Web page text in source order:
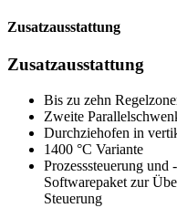
Zusatzausstattung
Zusatzausstattung
Bis zu zehn
Zweite
Durchziehofen in
1400 °C Variante
Prozesssteuerung
Softwarepaket zur
Steuerung